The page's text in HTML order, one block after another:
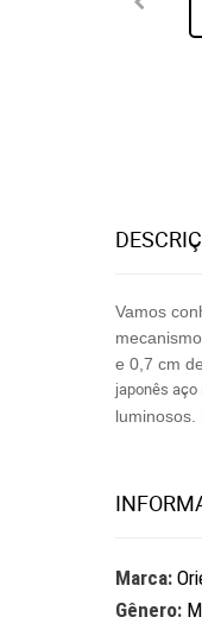
Vamos
mecanismo
e 0,7 cm
japonês aço
luminosos.
Marca:
Gênero: